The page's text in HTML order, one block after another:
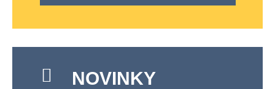
NOVINKY